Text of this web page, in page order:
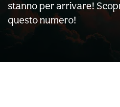
stanno per arrivare!
questo numero!